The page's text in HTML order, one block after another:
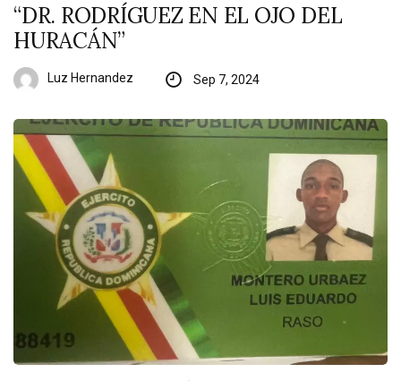
“DR. RODRÍGUEZ EN EL OJO DEL
HURACÁN”
Luz Hernandez Sep 7, 2024